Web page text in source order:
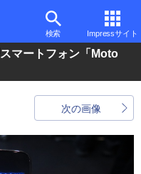
検索 Impressサイト
マートフォン「Moto
次の画像